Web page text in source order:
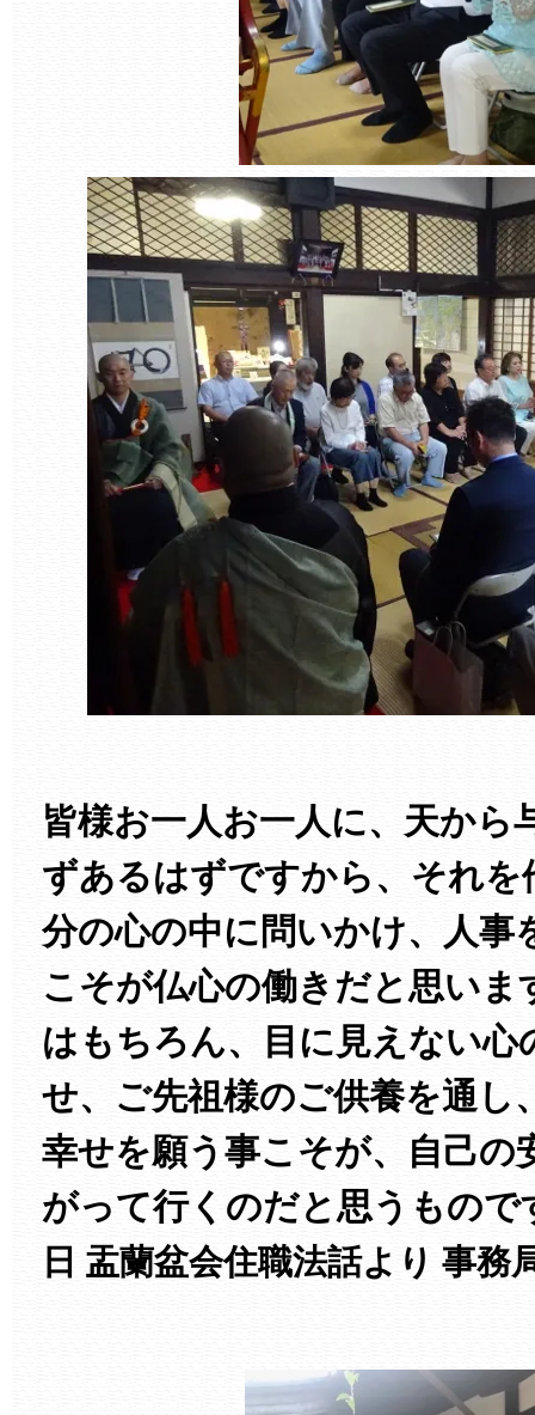
皆様お一人お一人に、天から
ずあるはずですから、それを
分の心の中に問いかけ、人事
こそが仏心の働きだと思いま
はもちろん、目に見えない心
せ、ご先祖様のご供養を通し
幸せを願う事こそが、自己の
がって行くのだと思うもので
日 盂蘭盆会住職法話より 事務